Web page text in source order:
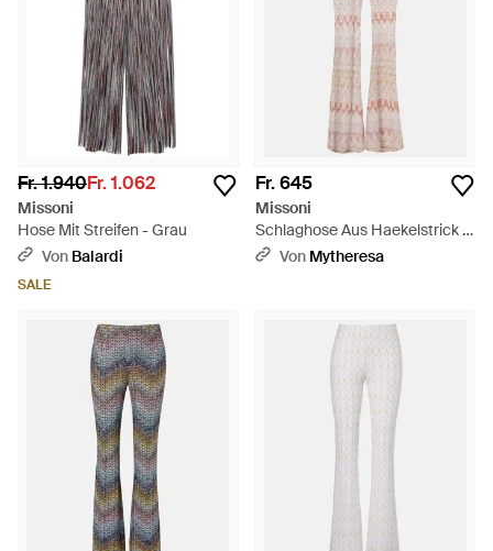
Fr. 1.940Fr. 1.062
Missoni
Hose Mit Streifen - Grau
Von Balardi
SALE
Fr. 645
Missoni
Schlaghose Aus Haekelstrick -
PinkVon Mytheresa